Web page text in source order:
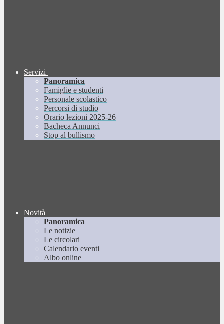
Servizi
Panoramica
Famiglie e studenti
Personale scolastico
Percorsi di studio
Orario lezioni 2025-26
Bacheca Annunci
Stop al bullismo
Novità
Panoramica
Le notizie
Le circolari
Calendario eventi
Albo online